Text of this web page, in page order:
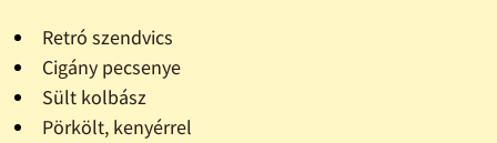
Retró szendvics
Cigány pecsenye
Sült kolbász
Pörkölt, kenyérrel